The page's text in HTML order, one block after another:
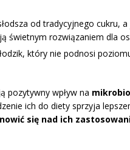
od tradycyjnego cukru,
świetnym rozwiązaniem dla
który nie podnosi
pozytywny wpływ na
ich do diety sprzyja
się nad ich